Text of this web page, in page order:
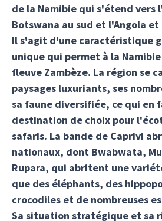
de la Namibie qui s'étend vers
Botswana au sud et l'Angola
Il s'agit d'une caractéristique
unique qui permet à la
fleuve Zambèze. La région se
paysages luxuriants, ses
sa faune diversifiée, ce qui en
destination de choix pour
safaris. La bande de Caprivi
nationaux, dont Bwabwata,
Rupara, qui abritent une
que des éléphants, des
crocodiles et de nombreuses
Sa situation stratégique et sa